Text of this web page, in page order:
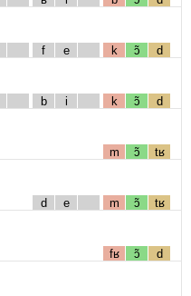
f e k ɔ̃ d
b i k ɔ̃ d
m ɔ̃ tʁ
d e m ɔ̃ tʁ
fʁ ɔ̃ d